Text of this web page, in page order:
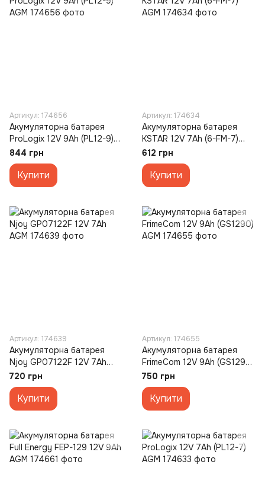
Артикул: 174656
Акумуляторна батарея
ProLogix 12V 9Ah (PL12-9)
AGM
844 грн
Купити
Артикул: 174634
Акумуляторна батарея
KSTAR 12V 7Ah (6-FM-7)
AGM
612 грн
Купити
Артикул: 174639
Акумуляторна батарея
Njoy GP07122F 12V 7Ah
AGM
720 грн
Купити
Артикул: 174655
Акумуляторна батарея
FrimeCom 12V 9Ah (GS1290)
AGM
750 грн
Купити